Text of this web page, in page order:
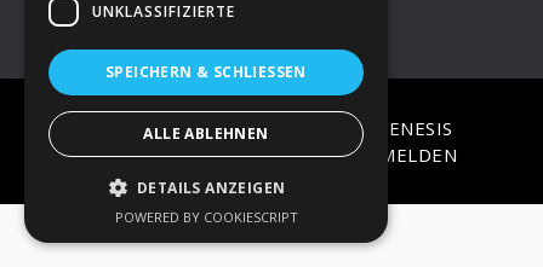
COPYRIGHT © 2026 · ON
GENESIS
FRAMEWORK·WORDPRESS·ANMELDEN
UNKLASSIFIZIERTE
SPEICHERN & SCHLIESSEN
ALLE ABLEHNEN
DETAILS ANZEIGEN
POWERED BY COOKIESCRIPT